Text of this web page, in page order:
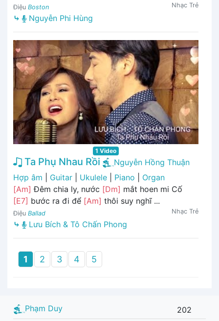
Điệu Boston Nhạc Trẻ
⤷ Nguyễn Phi Hùng
1 Video
Ta Phụ Nhau Rồi
Nguyễn Hồng Thuận
Hợp âm
Guitar Ukulele Piano
Organ
[Am] Đêm chia ly, nước [Dm] mắt hoen mi Cố
[E7] bước ra đi để [Am] thôi suy nghĩ ...
Điệu Ballad Nhạc Trẻ
⤷ Lưu Bích & Tô Chấn Phong
1 2 3 4 5
Phạm Duy 202